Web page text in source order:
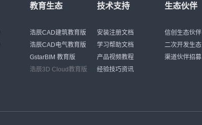
教育生态
浩辰CAD建筑教育版
浩辰CAD电气教育版
GstarBIM 教育版
浩辰3D Cloud教育版
技术支持
安装注册文档
学习帮助文档
产品视频教程
经验技巧资讯
生态伙伴
信创生态伙伴
二次开发生态
渠道伙伴招募